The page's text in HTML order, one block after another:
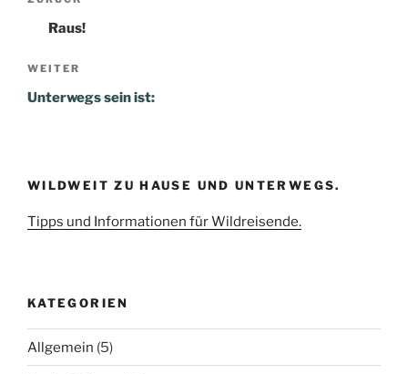
Beitrag
Raus!
Nächster
Beitrag
WEITER
Unterwegs sein ist:
WILDWEIT ZU HAUSE UND UNTERWEGS.
Tipps und Informationen für Wildreisende.
KATEGORIEN
Allgemein (5)